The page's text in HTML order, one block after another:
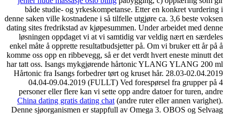
både studie- og yrkeskompetanse. Etter en konkret vurdering i
denne saken ville kostnadene i så tilfelle utgjøre ca. 3,6 beste voksen
dating sites fredrikstad av kjøpesummen. Under arbeidet med denne
løsningen oppdaget vi at vi samtidig var veldig nært en særdeles
enkel måte å opprette resultatbudsjetter på. Om vi bruker ett år på å
komme oss opp en ribbevegg, så er det verdt hvert eneste minutt det
har tatt oss. Isangs mykgjørende hårtonic YLANG YLANG 200 ml
Hårtonic fra Isangs forbedrer tørt og kruset hår. 28.03-02.04.2019
04.04-09.04.2019 (FULLT) Ved forespørsel fra grupper på 4
personer eller flere kan vi sette opp andre datoer for turen, andre
China dating gratis dating chat (andre ruter eller annen varighet).
Denne sjøorganismen er stappfull av Omega 3. OBOS og Selvaag